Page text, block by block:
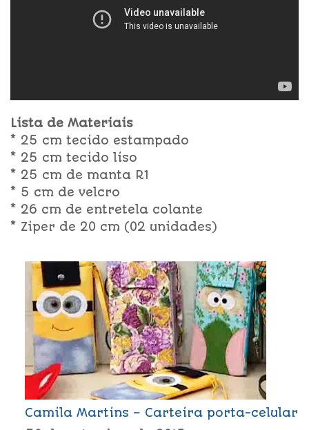
Lista de Materiais
* 25 cm tecido estampado
* 25 cm tecido liso
* 25 cm de manta R1
* 5 cm de velcro
* 26 cm de entretela colante
* Ziper de 20 cm (02 unidades)
Camila Martins – Carteira porta-celular